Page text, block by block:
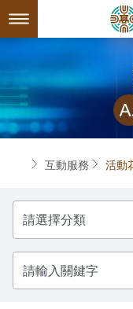
到
要
系所簡介
系所簡介
系主任介紹
連絡系辦
諮詢信箱
師資陣容
課程規劃
課程簡介
授課大綱
教材資訊
互動服務
檔案下載
相關連結
系學會
系學會幹部
回空大首頁
首頁互動服務 活動
分
類
請
輸
入
關